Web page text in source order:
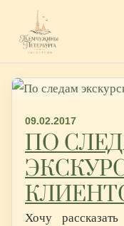
09.02.2017
ПО
Хочу